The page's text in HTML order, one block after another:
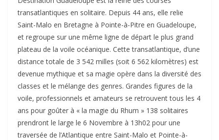
transatlantiques en solitaire. Depuis 44 ans, elle relie
Saint-Malo en Bretagne à Pointe-à-Pitre en Guadeloupe,
et regroupe sur une même ligne de départ le plus grand
plateau de la voile océanique. Cette transatlantique, d’une
distance totale de 3 542 milles (soit 6 562 kilomètres) est
devenue mythique et sa magie opère dans la diversité des
classes et le mélange des genres. Grandes figures de la
voile, professionnels et amateurs se retrouvent tous les 4
ans pour goûter à « la magie du Rhum » 138 solitaires
prendront le large le 6 Novembre à 13h02 pour une
traversée de l’Atlantique entre Saint-Malo et Pointe-à-